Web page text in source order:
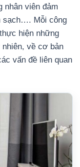
nhân viên đảm
sạch…. Mỗi công
hiện những
về cơ bản
vấn đề liên quan